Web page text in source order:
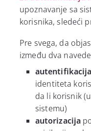
upoznavanje sa
korisnika, sledeći
Pre svega, da
između dva
autentifikacija
identiteta
da li korisnik
sistemu)
autorizacija